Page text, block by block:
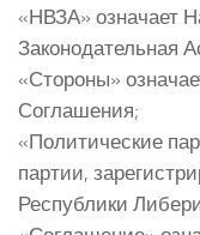
«НВЗА» означает
Законодательная
«Стороны»
Соглашения;
«Политические
партии,
Республики